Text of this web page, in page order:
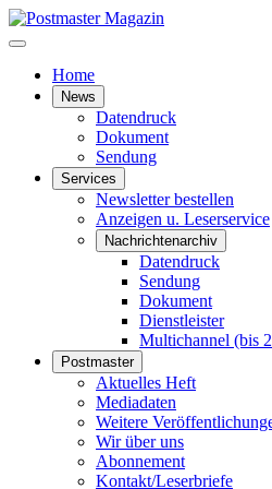
Home
News
Datendruck
Dokument
Sendung
Services
Newsletter bestellen
Anzeigen u. Leserservice
Nachrichtenarchiv
Datendruck
Sendung
Dokument
Dienstleister
Multichannel (bis
Postmaster
Aktuelles Heft
Mediadaten
Weitere
Wir über uns
Abonnement
Kontakt/Leserbriefe